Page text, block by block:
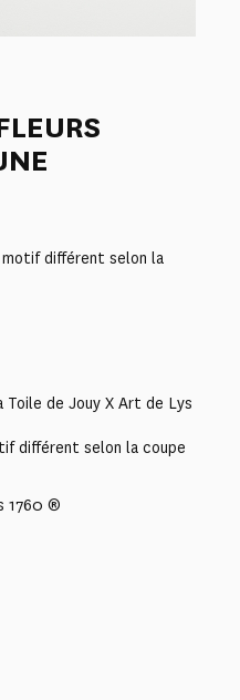
différent selon la
Toile de Jouy X Art de Lys
différent selon la coupe
1760 ®